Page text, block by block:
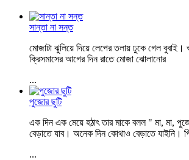
সান্তা না সন্ত
মোজাটা ঝুলিয়ে দিয়ে লেপের তলায় ঢুকে গেল
ক্রিসমাসের আগের দিন রাতে মোজা ঝোলানোর
...
পুজোর ছুটি
এক দিন এক মেয়ে হঠাৎ তার মাকে বলল " মা, মা,
বেড়াতে যাব। অনেক দিন কোথাও বেড়াতে যাইনি।
...